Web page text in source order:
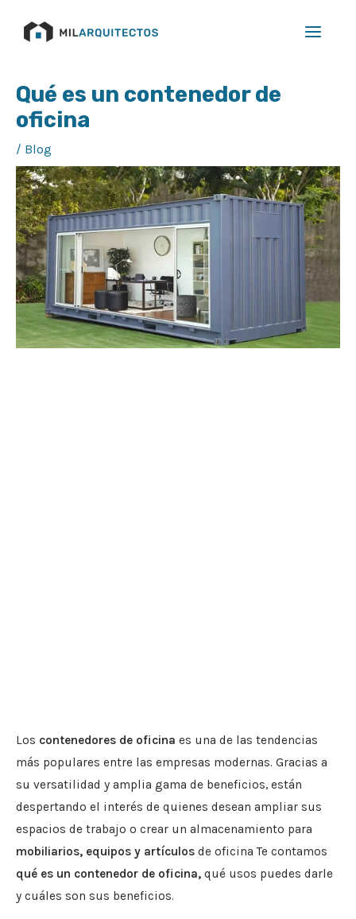
Qué es un contenedor de
oficina
/ Blog
Los contenedores de oficina es una de las tendencias
más populares entre las empresas modernas. Gracias a
su versatilidad y amplia gama de beneficios, están
despertando el interés de quienes desean ampliar sus
espacios de trabajo o crear un almacenamiento para
mobiliarios, equipos y artículos de oficina Te contamos
qué es un contenedor de oficina, qué usos puedes darle
y cuáles son sus beneficios.
de
entradas